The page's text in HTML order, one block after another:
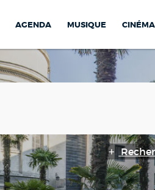
AGENDA MUSIQUE CINÉMA